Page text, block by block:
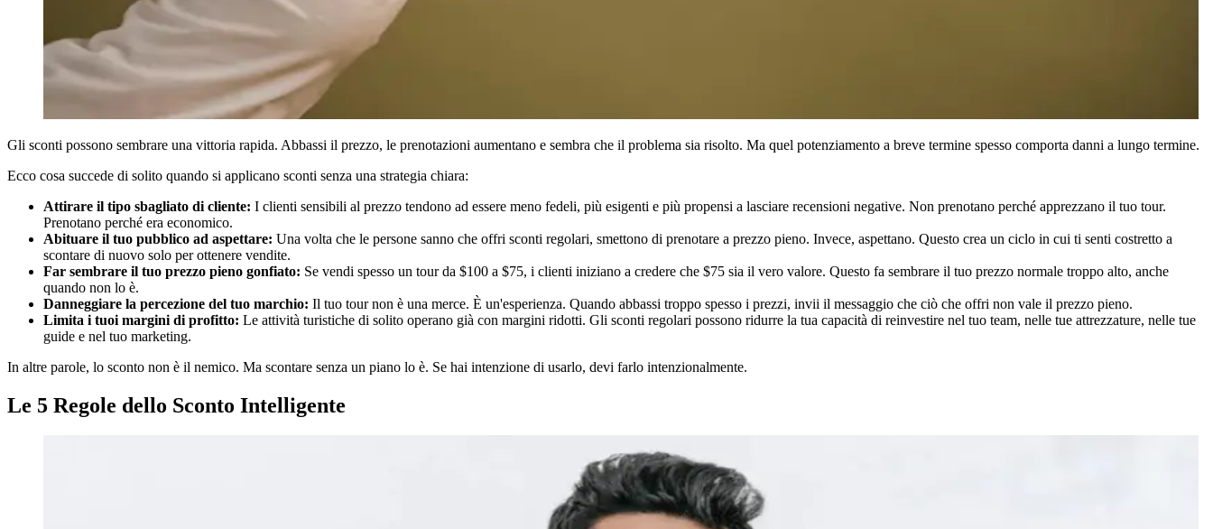
Gli sconti possono sembrare una vittoria rapida. Abbassi il prezzo, le prenotazioni aumentano e sembra che il problema sia risolto. Ma quel potenziamento a breve termine spesso comporta danni a lungo termine.
Ecco cosa succede di solito quando si applicano sconti senza una strategia chiara:
Attirare il tipo sbagliato di cliente: I clienti sensibili al prezzo tendono ad essere meno fedeli, più esigenti e più propensi a lasciare recensioni negative. Non prenotano perché apprezzano il tuo tour.
Prenotano perché era economico.
Abituare il tuo pubblico ad aspettare: Una volta che le persone sanno che offri sconti regolari, smettono di prenotare a prezzo pieno. Invece, aspettano. Questo crea un ciclo in cui ti senti costretto a
scontare di nuovo solo per ottenere vendite.
Far sembrare il tuo prezzo pieno gonfiato: Se vendi spesso un tour da $100 a $75, i clienti iniziano a credere che $75 sia il vero valore. Questo fa sembrare il tuo prezzo normale troppo alto, anche
quando non lo è.
Danneggiare la percezione del tuo marchio: Il tuo tour non è una merce. È un'esperienza. Quando abbassi troppo spesso i prezzi, invii il messaggio che ciò che offri non vale il prezzo pieno.
Limita i tuoi margini di profitto: Le attività turistiche di solito operano già con margini ridotti. Gli sconti regolari possono ridurre la tua capacità di reinvestire nel tuo team, nelle tue attrezzature, nelle tue
guide e nel tuo marketing.
In altre parole, lo sconto non è il nemico. Ma scontare senza un piano lo è. Se hai intenzione di usarlo, devi farlo intenzionalmente.
Le 5 Regole dello Sconto Intelligente